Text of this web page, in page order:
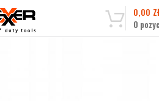
0
0,00